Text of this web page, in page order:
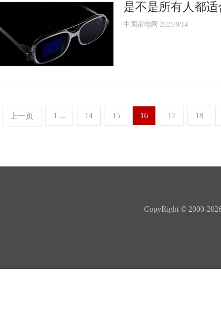
是不是所有人都
中国家电网 2021/9/14
上一页 1 ... 14 15 16 17 18
CopyRight © 2000-